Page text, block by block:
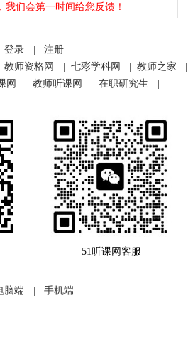
我们会第一时间给您反馈！
登录 |
注册
教师资格网 | 七彩学科网 | 教师之家
|
网 | 教师听课网 | 在职研究生 |
51听课网客服
脑端 手机端